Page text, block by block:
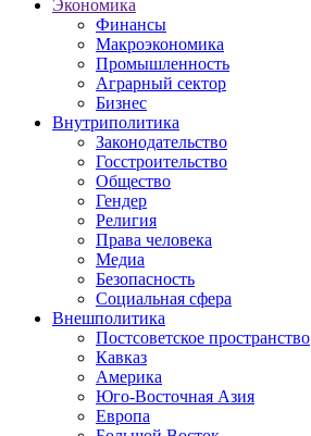
Экономика
Финансы
Макроэкономика
Промышленность
Аграрный сектор
Бизнес
Внутриполитика
Законодательство
Госстроительство
Общество
Гендер
Религия
Права человека
Медиа
Безопасность
Социальная сфера
Внешполитика
Постсоветское пространство
Кавказ
Америка
Юго-Восточная Азия
Европа